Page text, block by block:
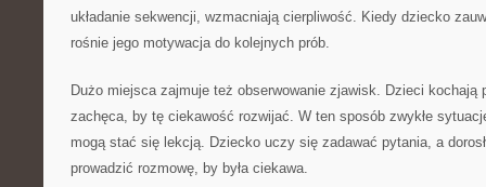
układanie sekwencji, wzmacniają cierpliwość. Kiedy dziecko
rośnie jego motywacja do kolejnych prób.
Dużo miejsca zajmuje też obserwowanie zjawisk. Dzieci kochają
zachęca, by tę ciekawość rozwijać. W ten sposób zwykłe
mogą stać się lekcją. Dziecko uczy się zadawać pytania, a
prowadzić rozmowę, by była ciekawa.